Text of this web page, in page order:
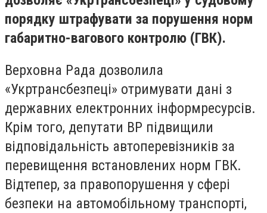
порядку штрафувати за порушення норм
габаритно-вагового контролю (ГВК).
Верховна Рада дозволила
«Укртрансбезпеці» отримувати дані з
державних електронних інформресурсів.
Крім того, депутати ВР підвищили
відповідальність автоперевізників за
перевищення встановлених норм ГВК.
Відтепер, за правопорушення у сфері
безпеки на автомобільному транспорті,